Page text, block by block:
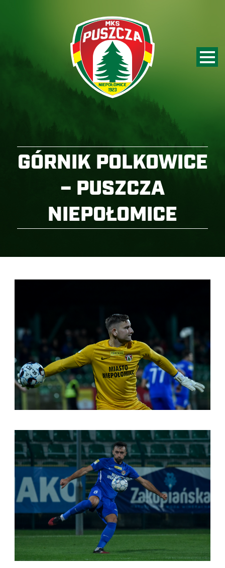
GÓRNIK POLKOWICE
– PUSZCZA
NIEPOŁOMICE